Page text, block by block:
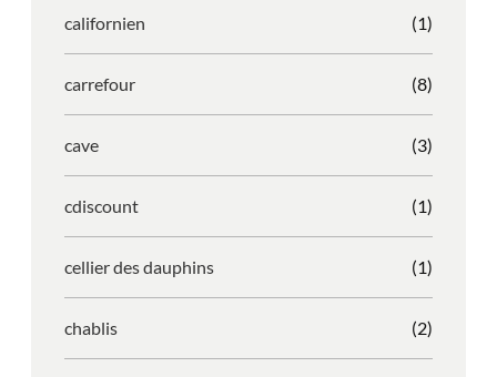
californien (1)
carrefour (8)
cave (3)
cdiscount (1)
cellier des dauphins (1)
chablis (2)